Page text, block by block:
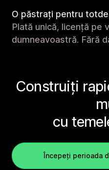
O păstrați pentru
Plată unică, licență pe
dumneavoastră. Fără
Construiți
cu
Începeți perioada